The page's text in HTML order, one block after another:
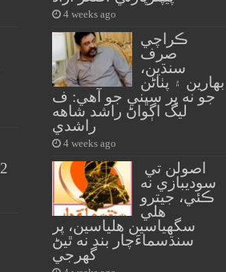
4 weeks ago
ڪراچي
صرف
سنڌين،
بهارين ۽ پٺاڻن
جو نه پر سڀني جو آهي: ف
ليگ اڳواڻ راشد شاهه
راشدي
4 weeks ago
سوديبازي نه
ڪئي، جيترو
هلي
سگهياسين هلياسين، پر
سنڌسماءَچار بند نه ٿيڻ
گهرجي